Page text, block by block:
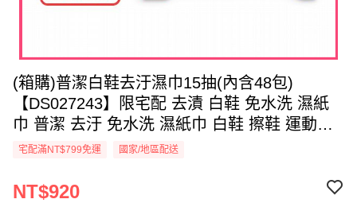
(箱購)普潔白鞋去汙濕巾15抽(內含48包)
【DS027243】限宅配 去漬 白鞋 免水洗 濕紙
巾 普潔 去汙 免水洗 濕紙巾 白鞋 擦鞋 運動鞋
布鞋 髒鞋
宅配滿NT$799免運 國家/地區配送
NT$920